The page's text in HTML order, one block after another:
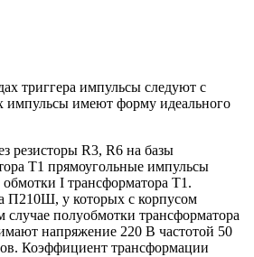
триггера импульсы следуют с
импульсы имеют форму идеального
резисторы R3, R6 на базы
Т1 прямоугольные импульсы
I трансформатора Т1.
П210Ш, у которых с корпусом
случае полуобмотки трансформатора
напряжение 220 В частотой 50
Коэффициент трансформации